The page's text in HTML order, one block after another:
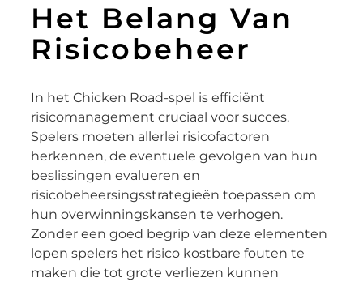
Het Belang Van
Risicobeheer
In het Chicken Road-spel is efficiënt
risicomanagement cruciaal voor succes.
Spelers moeten allerlei risicofactoren
herkennen, de eventuele gevolgen van hun
beslissingen evalueren en
risicobeheersingsstrategieën toepassen om
hun overwinningskansen te verhogen.
Zonder een goed begrip van deze elementen
lopen spelers het risico kostbare fouten te
maken die tot grote verliezen kunnen